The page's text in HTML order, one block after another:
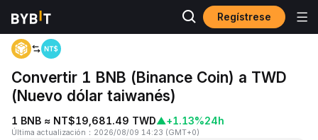
Regístrese
Inicio BNB to TWD
Convertir 1 BNB (Binance Coin) a TWD
(Nuevo dólar taiwanés)
1 BNB ≈ NT$19,681.49 TWD▲+1.13%24h
Última actualización ： 2026/08/09 14:23 (GMT+0)